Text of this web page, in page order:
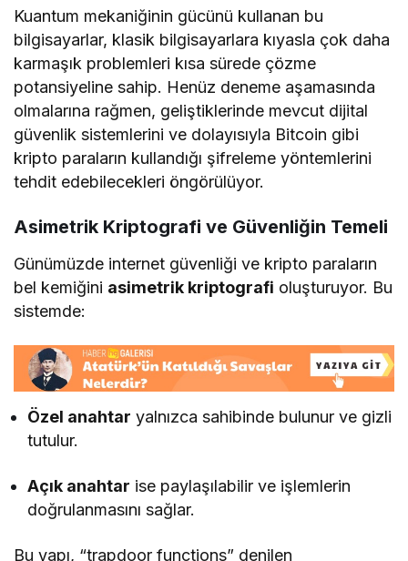
Kuantum mekaniğinin gücünü kullanan bu
bilgisayarlar, klasik bilgisayarlara kıyasla çok daha
karmaşık problemleri kısa sürede çözme
potansiyeline sahip. Henüz deneme aşamasında
olmalarına rağmen, geliştiklerinde mevcut dijital
güvenlik sistemlerini ve dolayısıyla Bitcoin gibi
kripto paraların kullandığı şifreleme yöntemlerini
tehdit edebilecekleri öngörülüyor.
Asimetrik Kriptografi ve Güvenliğin Temeli
Günümüzde internet güvenliği ve kripto paraların
bel kemiğini asimetrik kriptografi oluşturuyor. Bu
sistemde:
Özel anahtar yalnızca sahibinde bulunur ve gizli
tutulur.
Açık anahtar ise paylaşılabilir ve işlemlerin
doğrulanmasını sağlar.
Bu yapı, “trapdoor functions” denilen